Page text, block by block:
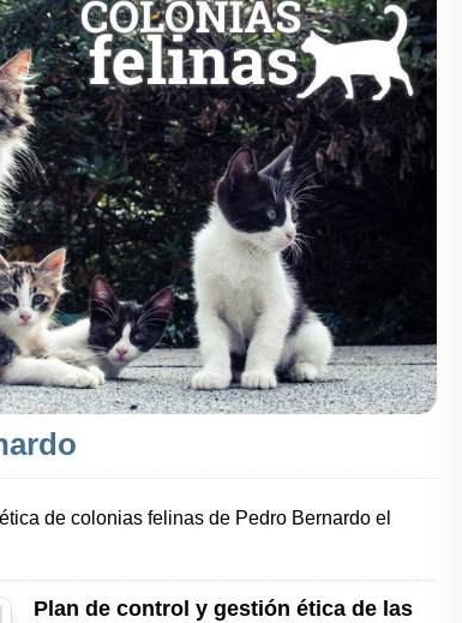
de colonias felinas de Pedro Bernardo el
Plan de control y gestión ética de las